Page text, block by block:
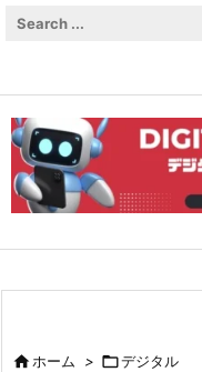
ホーム > デジタル